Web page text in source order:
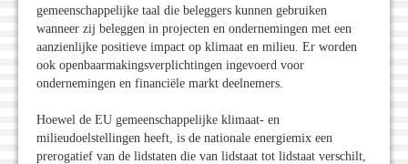
gemeenschappelijke taal die beleggers kunnen gebruiken
wanneer zij beleggen in projecten en ondernemingen met een
aanzienlijke positieve impact op klimaat en milieu. Er worden
ook openbaarmakingsverplichtingen ingevoerd voor
ondernemingen en financiële markt deelnemers.
Hoewel de EU gemeenschappelijke klimaat- en
milieudoelstellingen heeft, is de nationale energiemix een
prerogatief van de lidstaten die van lidstaat tot lidstaat verschilt,